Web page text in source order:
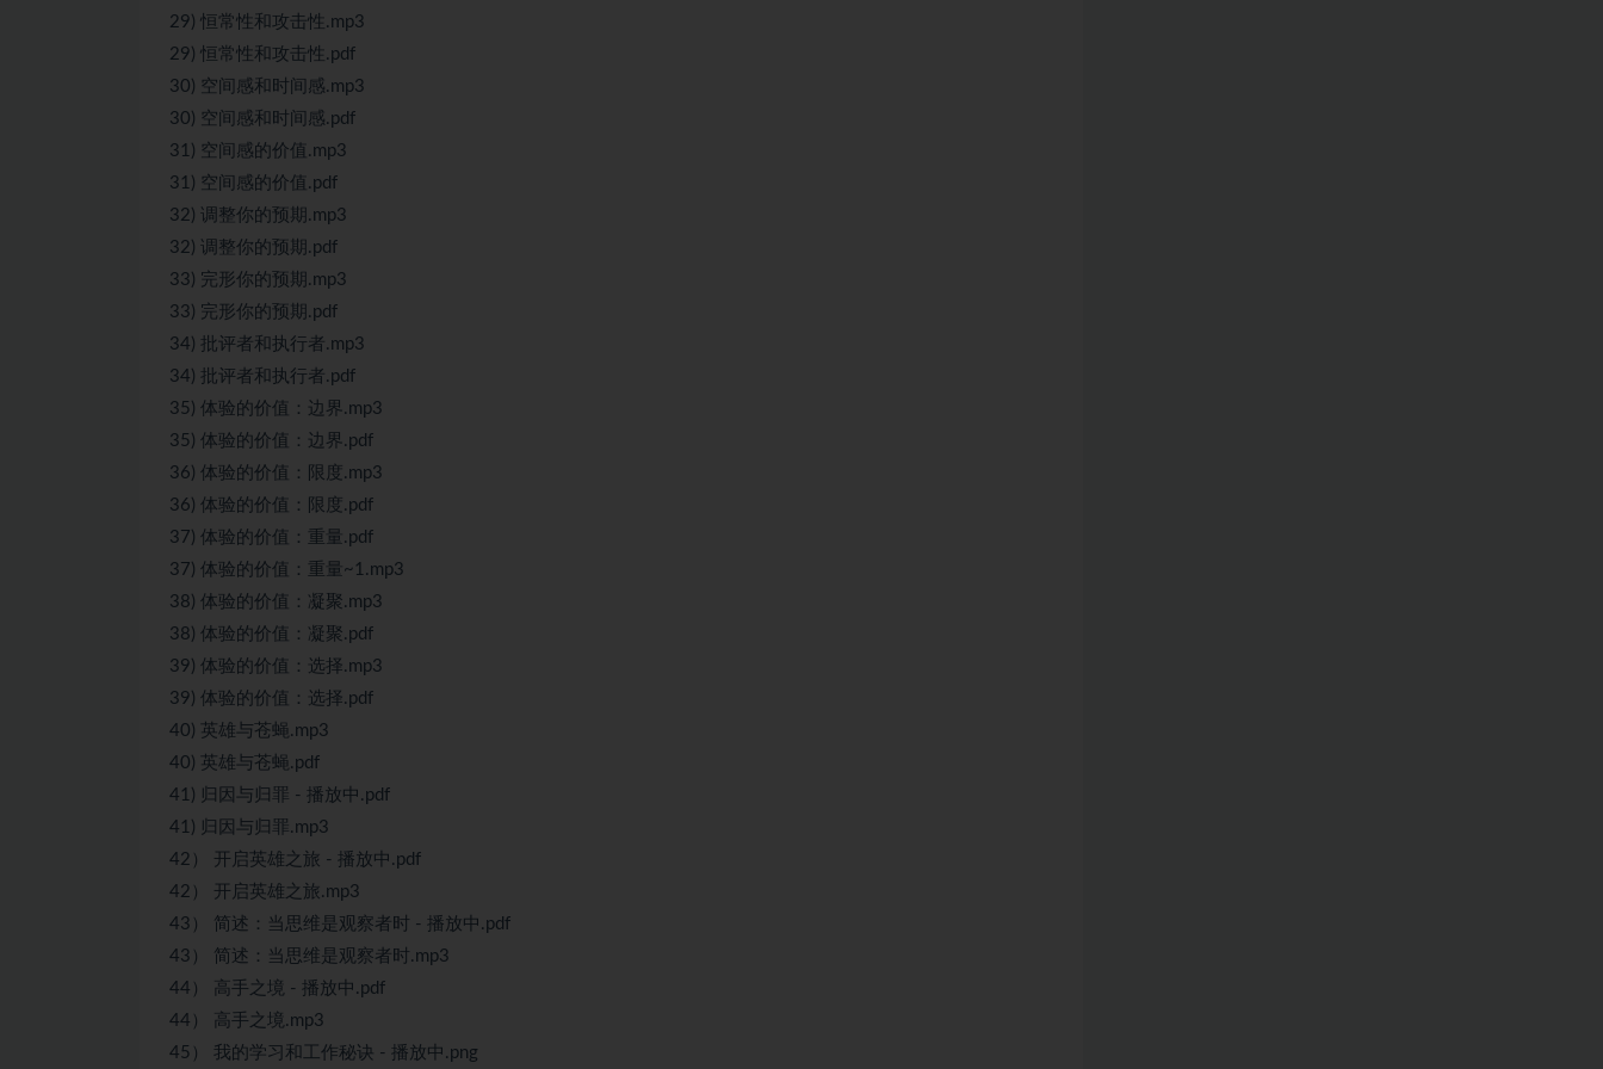
29) 恒常性和攻击性.mp3
29) 恒常性和攻击性.pdf
30) 空间感和时间感.mp3
30) 空间感和时间感.pdf
31) 空间感的价值.mp3
31) 空间感的价值.pdf
32) 调整你的预期.mp3
32) 调整你的预期.pdf
33) 完形你的预期.mp3
33) 完形你的预期.pdf
34) 批评者和执行者.mp3
34) 批评者和执行者.pdf
35) 体验的价值：边界.mp3
35) 体验的价值：边界.pdf
36) 体验的价值：限度.mp3
36) 体验的价值：限度.pdf
37) 体验的价值：重量.pdf
37) 体验的价值：重量~1.mp3
38) 体验的价值：凝聚.mp3
38) 体验的价值：凝聚.pdf
39) 体验的价值：选择.mp3
39) 体验的价值：选择.pdf
40) 英雄与苍蝇.mp3
40) 英雄与苍蝇.pdf
41) 归因与归罪 - 播放中.pdf
41) 归因与归罪.mp3
42） 开启英雄之旅 - 播放中.pdf
42） 开启英雄之旅.mp3
43） 简述：当思维是观察者时 - 播放中.pdf
43） 简述：当思维是观察者时.mp3
44） 高手之境 - 播放中.pdf
44） 高手之境.mp3
45） 我的学习和工作秘诀 - 播放中.png